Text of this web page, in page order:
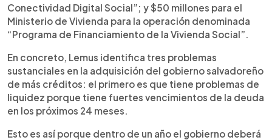
Conectividad Digital Social”; y $50 millones para el
Ministerio de Vivienda para la operación denominada
“Programa de Financiamiento de la Vivienda Social”.
En concreto, Lemus identifica tres problemas
sustanciales en la adquisición del gobierno salvadoreño
de más créditos: el primero es que tiene problemas de
liquidez porque tiene fuertes vencimientos de la deuda
en los próximos 24 meses.
Esto es así porque dentro de un año el gobierno deberá